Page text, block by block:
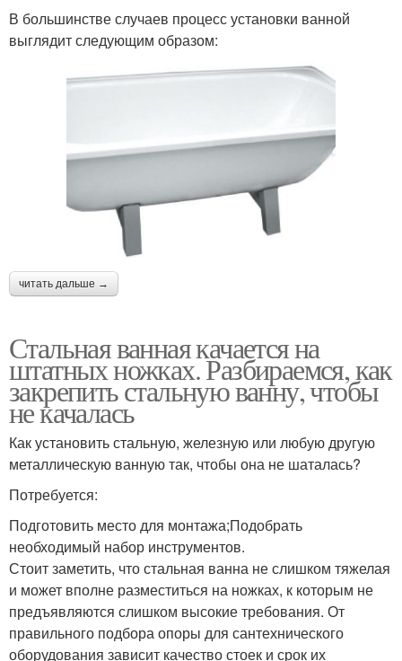
В большинстве случаев процесс установки ванной
выглядит следующим образом:
читать дальше →
Стальная ванная качается на
штатных ножках. Разбираемся, как
закрепить стальную ванну, чтобы
не качалась
Как установить стальную, железную или любую другую
металлическую ванную так, чтобы она не шаталась?
Потребуется:
Подготовить место для монтажа;Подобрать
необходимый набор инструментов.
Стоит заметить, что стальная ванна не слишком тяжелая
и может вполне разместиться на ножках, к которым не
предъявляются слишком высокие требования. От
правильного подбора опоры для сантехнического
оборудования зависит качество стоек и срок их